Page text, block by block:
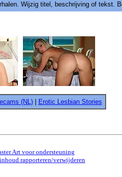
Wijzig titel, beschrijving of tekst.
(NL)| Erotic Lesbian Stories
Art voor ondersteuning
inhoud rapporteren/verwijderen